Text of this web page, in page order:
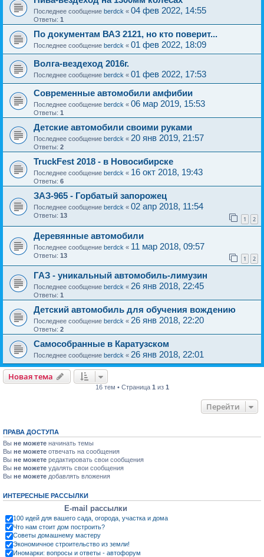
Последнее сообщение berdck « 04 фев 2022, 14:55
Ответы: 1
По документам ВАЗ 2121, но кто поверит...
Последнее сообщение berdck « 01 фев 2022, 18:09
Волга-вездеход 2016г.
Последнее сообщение berdck « 01 фев 2022, 17:53
Современные автомобили амфибии
Последнее сообщение berdck « 06 мар 2019, 15:53
Ответы: 1
Детские автомобили своими руками
Последнее сообщение berdck « 20 янв 2019, 21:57
Ответы: 2
TruckFest 2018 - в Новосибирске
Последнее сообщение berdck « 16 окт 2018, 19:43
Ответы: 6
ЗАЗ-965 - Горбатый запорожец
Последнее сообщение berdck « 02 апр 2018, 11:54
Ответы: 13 1 2
Деревянные автомобили
Последнее сообщение berdck « 11 мар 2018, 09:57
Ответы: 13 1 2
ГАЗ - уникальный автомобиль-лимузин
Последнее сообщение berdck « 26 янв 2018, 22:45
Ответы: 1
Детский автомобиль для обучения вождению
Последнее сообщение berdck « 26 янв 2018, 22:20
Ответы: 2
Самособранные в Каратузском
Последнее сообщение berdck « 26 янв 2018, 22:01
Новая тема
16 тем • Страница 1 из 1
Перейти
ПРАВА ДОСТУПА
Вы не можете начинать темы
Вы не можете отвечать на сообщения
Вы не можете редактировать свои сообщения
Вы не можете удалять свои сообщения
Вы не можете добавлять вложения
ИНТЕРЕСНЫЕ РАССЫЛКИ
E-mail рассылки
100 идей для вашего сада, огорода, участка и дома
Что нам стоит дом построить?
Советы домашнему мастеру
Экономичное строительство из земли!
Иномарки: вопросы и ответы - автофорум